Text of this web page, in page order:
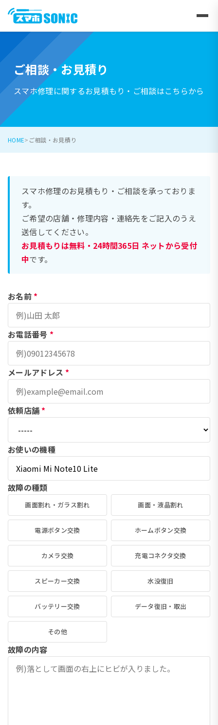
ご相談・お見積り
スマホ修理に関するお見積もり・ご相談はこちらから
HOME ご相談・お見積り
スマホ修理のお見積もり・ご相談を承っておりま
す。
ご希望の店舗・修理内容・連絡先をご記入のうえ
送信してください。
お見積もりは無料・24時間365日 ネットから受付
中です。
お名前 *
お電話番号 *
メールアドレス *
依頼店舗 *
お使いの機種
故障の種類
画面割れ・ガラス割れ 画面・液晶割れ
電源ボタン交換 ホームボタン交換
カメラ交換 充電コネクタ交換
スピーカー交換 水没復旧
バッテリー交換 データ復旧・取出
その他
故障の内容